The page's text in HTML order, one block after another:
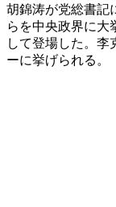
胡錦涛が党総書記
らを中央政界に大
して登場した。李
ーに挙げられる。